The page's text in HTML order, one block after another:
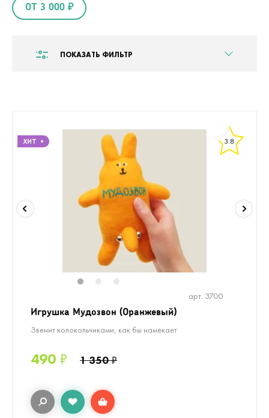
ОТ 3 000 ₽
ПОКАЗАТЬ ФИЛЬТР
3.8
арт. 3700
Игрушка Мудозвон (Оранжевый)
Звенит колокольчиками, как бы намекает
490 ₽ 1 350₽